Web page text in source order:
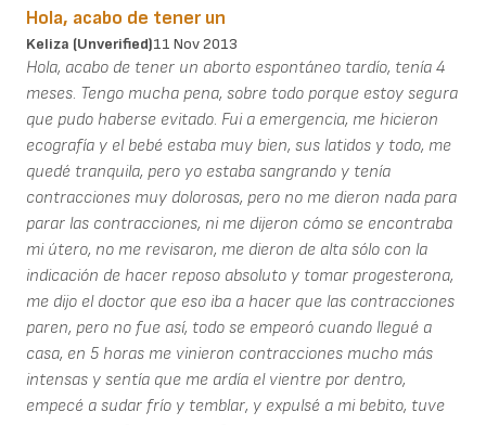
Hola, acabo de tener un
Keliza (unverified)11 Nov 2013
Hola, acabo de tener un aborto espontáneo tardío, tenía 4
meses. Tengo mucha pena, sobre todo porque estoy segura
que pudo haberse evitado. Fui a emergencia, me hicieron
ecografía y el bebé estaba muy bien, sus latidos y todo, me
quedé tranquila, pero yo estaba sangrando y tenía
contracciones muy dolorosas, pero no me dieron nada para
parar las contracciones, ni me dijeron cómo se encontraba
mi útero, no me revisaron, me dieron de alta sólo con la
indicación de hacer reposo absoluto y tomar progesterona,
me dijo el doctor que eso iba a hacer que las contracciones
paren, pero no fue así, todo se empeoró cuando llegué a
casa, en 5 horas me vinieron contracciones mucho más
intensas y sentía que me ardía el vientre por dentro,
empecé a sudar frío y temblar, y expulsé a mi bebito, tuve